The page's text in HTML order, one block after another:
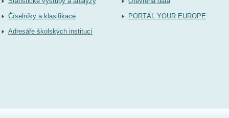
Číselníky a klasifikace
Adresáře školských institucí
PORTÁL YOUR EUROPE